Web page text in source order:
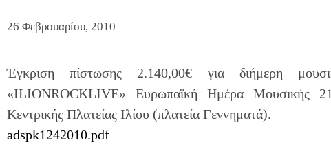
26 Φεβρουαρίου, 2010
Έγκριση πίστωσης 2.140,00€ για διήμερη
«ΙLIONROCKLIVE» Ευρωπαϊκή Ημέρα Μουσικής
Κεντρικής Πλατείας Ιλίου (πλατεία Γεννηματά).
adspk1242010.pdf